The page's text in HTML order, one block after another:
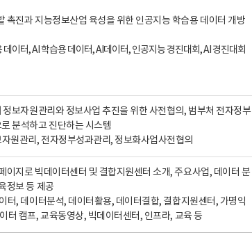
촉진과 지능정보산업 육성을 위한 인공지능 학습용 데이터 개방
데이터, AI 학습용 데이터, AI데이터, 인공지능 경진대회, AI 경진대회
보자원관리와 정보사업 추진을 위한 사전협의, 범부처 전자정부
분석하고 진단하는 시스템
원관리, 전자정부성과관리, 정보화사업사전협의
이지로 빅데이터센터 및 결합지원센터 소개, 주요사업, 데이터 분
정보 등 제공
터, 데이터분석, 데이터활용, 데이터결합, 결합지원센터, 가명익
터 캠프, 교육동영상, 빅데이터센터, 인프라, 교육 등